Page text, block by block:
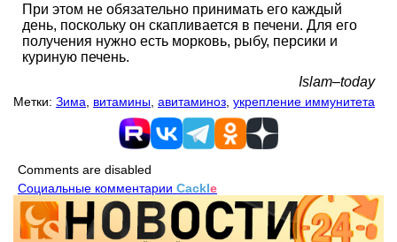
При этом не обязательно принимать его каждый
день, поскольку он скапливается в печени. Для его
получения нужно есть морковь, рыбу, персики и
куриную печень.
Islam–today
Метки: Зима витамины авитаминоз укрепление иммунитета
Comments are disabled
Социальные комментарии Cackle